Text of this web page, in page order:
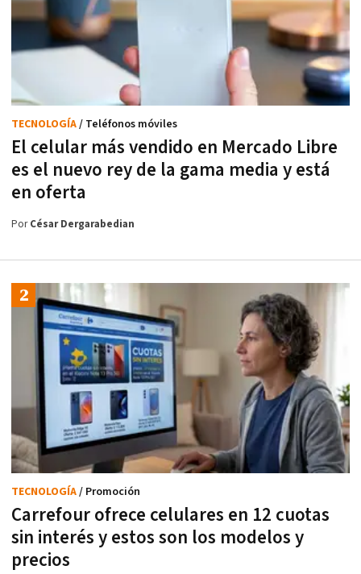
El celular más vendido en Mercado Libre
es el nuevo rey de la gama media y está
en oferta
TECNOLOGÍA/ Teléfonos móviles
PorCésar Dergarabedian
Carrefour ofrece celulares en 12 cuotas
sin interés y estos son los modelos y
precios
TECNOLOGÍA/ Promoción